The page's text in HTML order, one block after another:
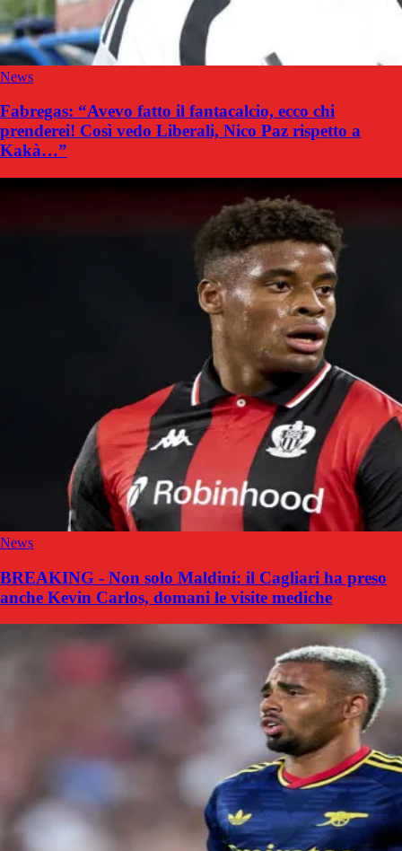
News
Fabregas: “Avevo fatto il fantacalcio, ecco chi
prenderei! Così vedo Liberali, Nico Paz rispetto a
Kakà…”
News
BREAKING - Non solo Maldini: il Cagliari ha preso
anche Kevin Carlos, domani le visite mediche